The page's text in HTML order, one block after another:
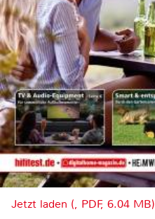
Jetzt laden (, PDF, 6.04 MB)